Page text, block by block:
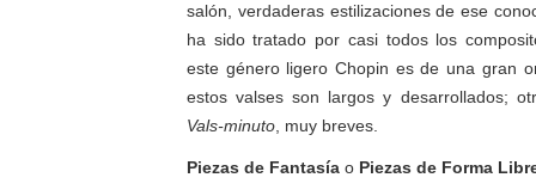
salón, verdaderas estilizaciones de ese
ha sido tratado por casi todos los
este género ligero Chopin es de una gran
estos valses son largos y desarrollados;
Vals-minuto , muy breves.
Piezas de Fantasía o Piezas de Forma